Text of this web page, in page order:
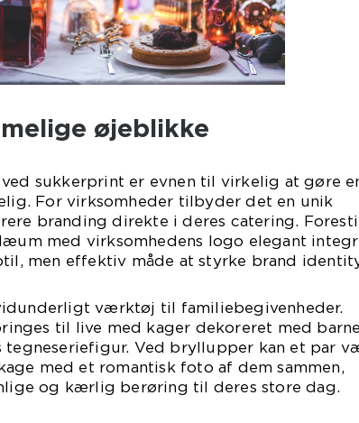
øjeblikke
sukkerprint er evnen til virkelig at gøre
For virksomheder tilbyder det en unik
branding direkte i deres catering.
med virksomhedens logo elegant
men effektiv måde at styrke brand
værktøj til familiebegivenheder.
til live med kager dekoreret med
tegneseriefigur. Ved bryllupper kan et par
med et romantisk foto af dem sammen,
og kærlig berøring til deres store dag.